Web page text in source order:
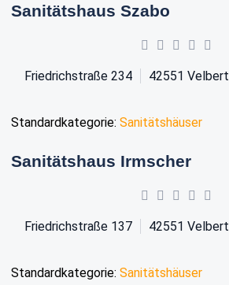
Sanitätshaus Szabo
Friedrichstraße 234 42551 Velbert
Standardkategorie: Sanitätshäuser
Sanitätshaus Irmscher
Friedrichstraße 137 42551 Velbert
Standardkategorie: Sanitätshäuser